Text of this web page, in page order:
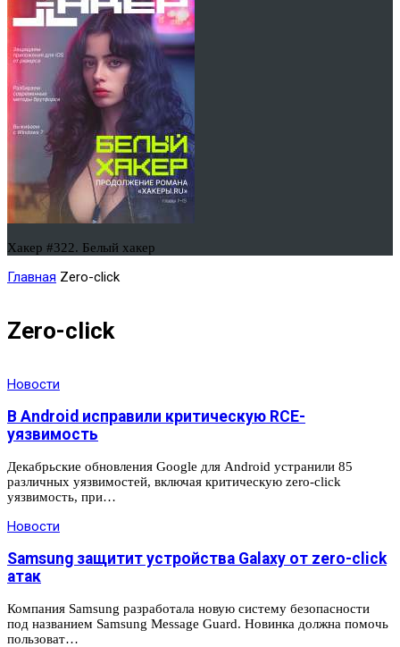
Хакер #322. Белый хакер
Главная Zero-click
Zero-click
Новости
В Android исправили критическую RCE-
уязвимость
Декабрьские обновления Google для Android устранили 85
различных уязвимостей, включая критическую zero-click
уязвимость, при…
Новости
Samsung защитит устройства Galaxy от zero-click
атак
Компания Samsung разработала новую систему безопасности
под названием Samsung Message Guard. Новинка должна помочь
пользоват…